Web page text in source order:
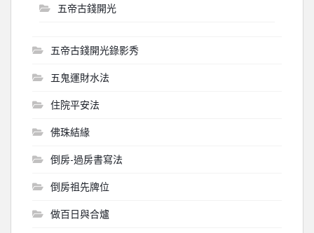
五帝古錢開光
五帝古錢開光錄影秀
五鬼運財水法
住院平安法
佛珠結緣
倒房-過房書寫法
倒房祖先牌位
做百日與合爐